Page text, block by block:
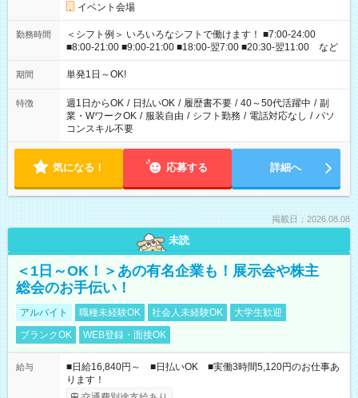
イベント会場
勤務時間
＜シフト例＞ いろいろなシフトで働けます！ ■7:00-24:00
■8:00-21:00 ■9:00-21:00 ■18:00-翌7:00 ■20:30-翌11:00 など
期間 単発1日～OK!
特徴 週1日からOK / 日払いOK / 履歴書不要 / 40～50代活躍中 / 副
業・WワークOK / 服装自由 / シフト勤務 / 電話対応なし / パソ
コンスキル不要
気になる！ 応募する 詳細へ
掲載日：2026.08.08
未読
＜1日～OK！＞あの有名企業も！展示会や株主
総会のお手伝い！
アルバイト 職種未経験OK 社会人未経験OK
大学生歓迎
ブランクOK
WEB登録・面接OK
給与
■日給16,840円～ ■日払いOK ■実働3時間5,120円のお仕事あ
ります！